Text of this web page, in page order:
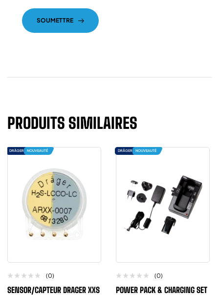
SOUMETTRE
PRODUITS SIMILAIRES
DRÄGER NOUVEAUTÉ
(0)
SENSOR/CAPTEUR DRAGER XXS
DRÄGER NOUVEAUTÉ
(0)
POWER PACK & CHARGING SET